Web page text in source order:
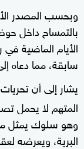
وبحسب المصدر
بالتمساح داخل
الأيام الماضية
سابقة، مما دعاه
يشار إلى أن
المتهم لا يحمل
وهو سلوك يمثل
البرية، ويعرضه